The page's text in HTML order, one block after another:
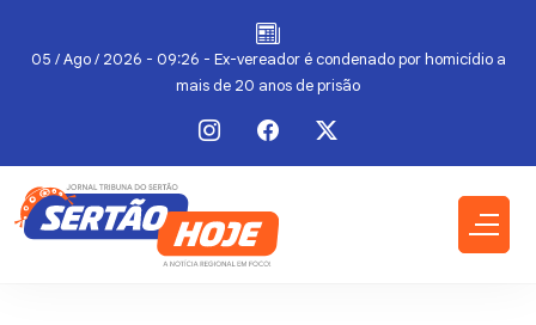
05 / Ago / 2026 - 09:26 - Ex-vereador é condenado por homicídio a
mais de 20 anos de prisão